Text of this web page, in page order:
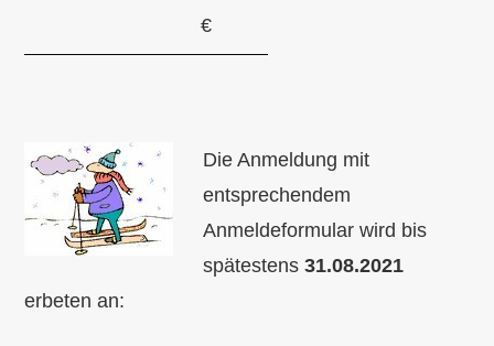
€
Die Anmeldung mit
entsprechendem
Anmeldeformular wird bis
spätestens31.08.2021
erbeten an: